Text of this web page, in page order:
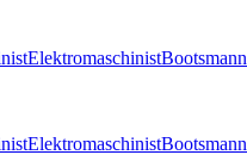
ElektromaschinistBootsmann
ElektromaschinistBootsmann